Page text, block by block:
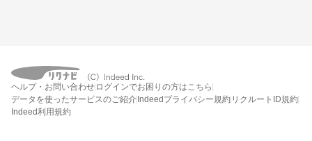
締切：なし
ヘルプ・お問い合わせ ログインでお困りの方はこちら
データを使ったサービスのご紹介 Indeedプライバシー規約 リクルートID規約
Indeed利用規約